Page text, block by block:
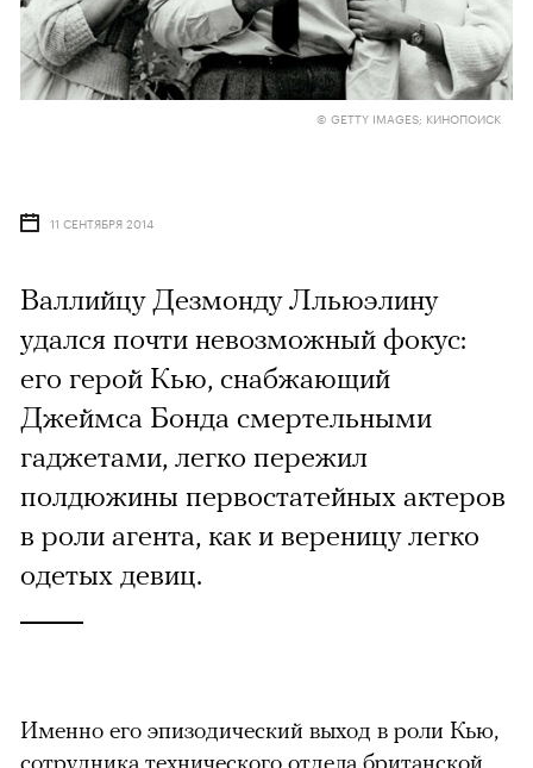
© GETTY IMAGES; КИНОПОИСК
11 СЕНТЯБРЯ 2014
Валлийцу Дезмонду Лльюэлину
удался почти невозможный фокус:
его герой Кью, снабжающий
Джеймса Бонда смертельными
гаджетами, легко пережил
полдюжины первостатейных актеров
в роли агента, как и вереницу легко
одетых девиц.
Именно его эпизодический выход в роли Кью,
сотрудника технического отдела британской